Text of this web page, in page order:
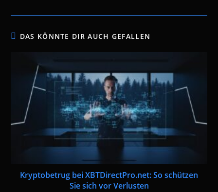
DAS KÖNNTE DIR AUCH GEFALLEN
Kryptobetrug bei XBTDirectPro.net: So schützen
Sie sich vor Verlusten